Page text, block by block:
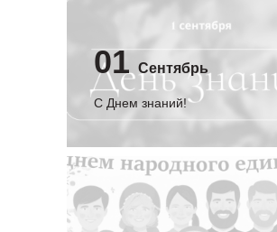
01 Сентябрь
C Днем знаний!